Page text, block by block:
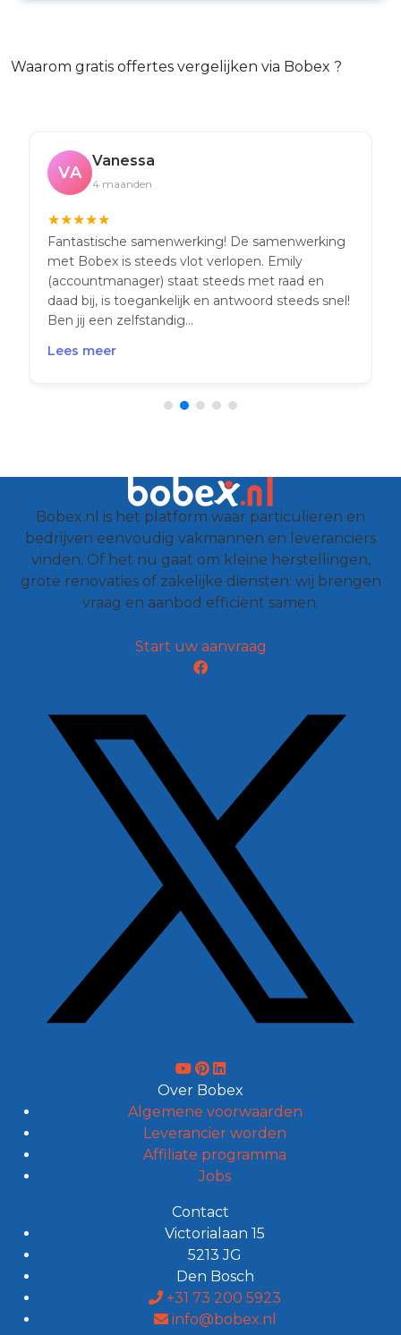
Waarom gratis offertes vergelijken via Bobex ?
VA
Vanessa
4 maanden
★★★★★
Fantastische samenwerking! De samenwerking
met Bobex is steeds vlot verlopen. Emily
(accountmanager) staat steeds met raad en
daad bij, is toegankelijk en antwoord steeds snel!
Ben jij een zelfstandig...
Lees meer
Bobex.nl is het platform waar particulieren en
bedrijven eenvoudig vakmannen en leveranciers
vinden. Of het nu gaat om kleine herstellingen,
grote renovaties of zakelijke diensten: wij brengen
vraag en aanbod efficiënt samen.
Start uw aanvraag
Over Bobex
Algemene voorwaarden
Leverancier worden
Affiliate programma
Jobs
Contact
Victorialaan 15
5213 JG
Den Bosch
+31 73 200 5923
info@bobex.nl